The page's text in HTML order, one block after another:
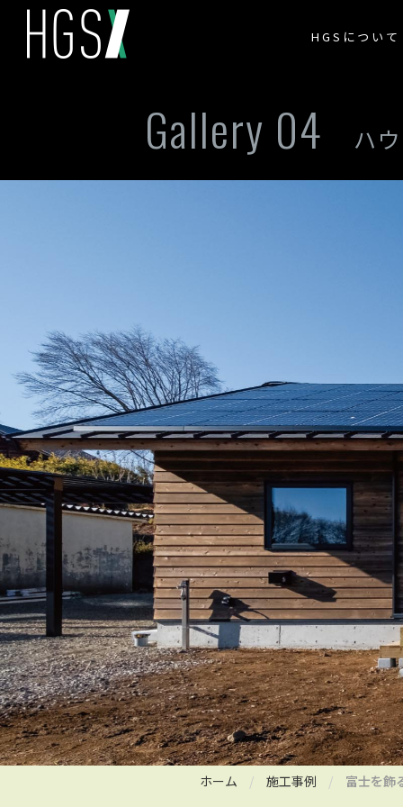
HGSについて
Gallery 04 ハ
ホーム 施工事例 富士を飾